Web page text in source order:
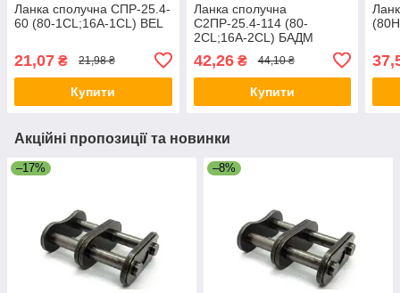
Ланка сполучна СПР-25.4-
60 (80-1CL;16A-1CL) BEL
21,07 ₴ 21,98 ₴
Купити
Ланка сполучна
С2ПР-25.4-114 (80-
2CL;16A-2CL) БАДМ
42,26₴ 44,10 ₴
Купити
Акційні пропозиції та новинки
–17% –8%